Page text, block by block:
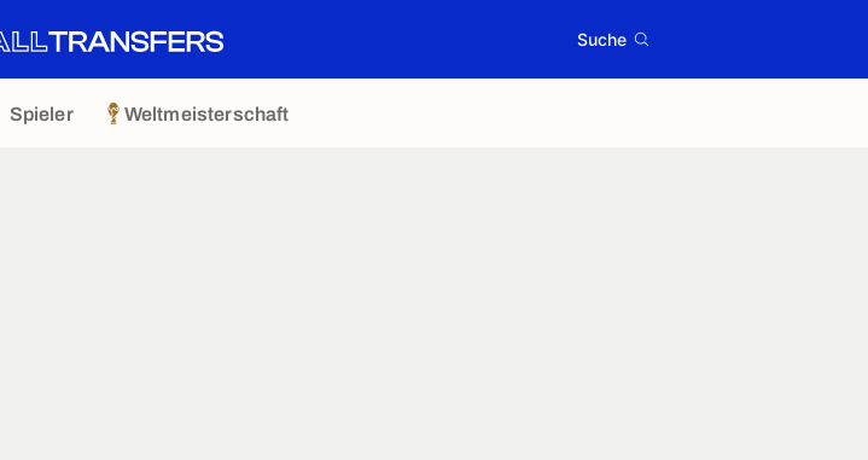
Suche
Spieler Weltmeisterschaft